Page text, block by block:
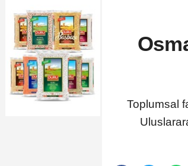
Toplumsal